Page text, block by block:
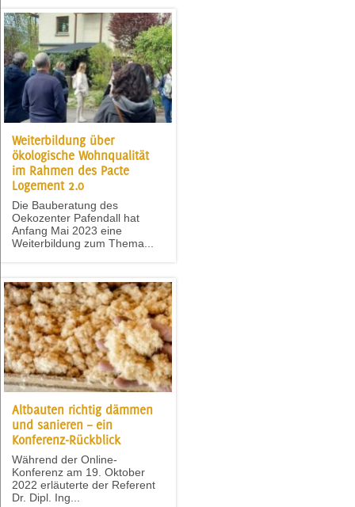
Weiterbildung über
ökologische Wohnqualität
im Rahmen des Pacte
Logement 2.0
Die Bauberatung des
Oekozenter Pafendall hat
Anfang Mai 2023 eine
Weiterbildung zum Thema...
Altbauten richtig dämmen
und sanieren – ein
Konferenz-Rückblick
Während der Online-
Konferenz am 19. Oktober
2022 erläuterte der Referent
Dr. Dipl. Ing...